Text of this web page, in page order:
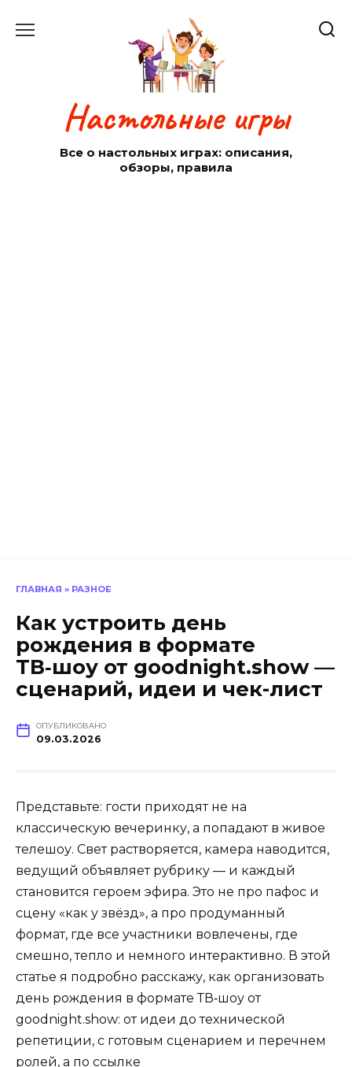
Настольные игры
Все о настольных играх: описания,
обзоры, правила
ГЛАВНАЯ » РАЗНОЕ
Как устроить день
рождения в формате
ТВ‑шоу от goodnight.show —
сценарий, идеи и чек-лист
ОПУБЛИКОВАНО
09.03.2026
Представьте: гости приходят не на
классическую вечеринку, а попадают в живое
телешоу. Свет растворяется, камера наводится,
ведущий объявляет рубрику — и каждый
становится героем эфира. Это не про пафос и
сцену «как у звёзд», а про продуманный
формат, где все участники вовлечены, где
смешно, тепло и немного интерактивно. В этой
статье я подробно расскажу, как организовать
день рождения в формате ТВ‑шоу от
goodnight.show: от идеи до технической
репетиции, с готовым сценарием и перечнем
ролей, а по ссылке